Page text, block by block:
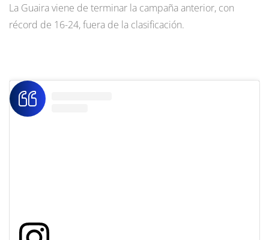
La Guaira viene de terminar la campaña anterior, con
récord de 16-24, fuera de la clasificación.